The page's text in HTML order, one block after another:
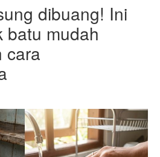
dibuang! Ini
batu mudah
cara